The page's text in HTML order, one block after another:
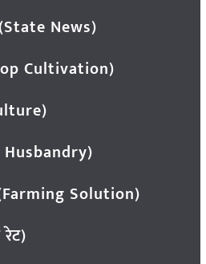
News)
Cultivation)
Solution)